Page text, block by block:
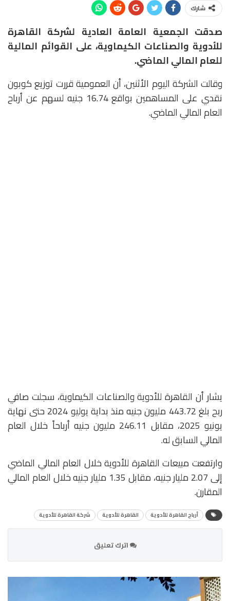
شارك
صدقت الجمعية العامة العادية لشركة القاهرة
للأدوية والصناعات الكيماوية، على القوائم المالية
للعام المالي الماضي.
وقالت الشركة اليوم الأثنين، أن العمومية قررت توزيع كوبون
نقدي على المساهمين بواقع 16.74 جنيه لسهم عن أرباح
العام المالي الماضي.
يشار أن القاهرة للأدوية والصناعات الكيماوية، سجلت صافي
ربح بلغ 443.72 مليون جنيه منذ بداية يوليو 2024 حتى نهاية
يونيو 2025، مقابل 246.11 مليون جنيه أرباحاً خلال العام
المالي السابق له.
وارتفعت مبيعات القاهرة للأدوية خلال العام المالي الماضي
إلى 2.07 مليار جنيه، مقابل 1.35 مليار جنيه خلال العام المالي
المقارن.
أرباح القاهرة للأدوية القاهرة للأدوية شركة القاهرة للأدوية
اترك تعليق